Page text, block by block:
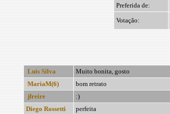
Preferida de:
Votação:
Luis Silva
Muito bonita, gosto
MariaM(6)
bom retrato
jfreire
:)
Diego Rossetti
perfeita